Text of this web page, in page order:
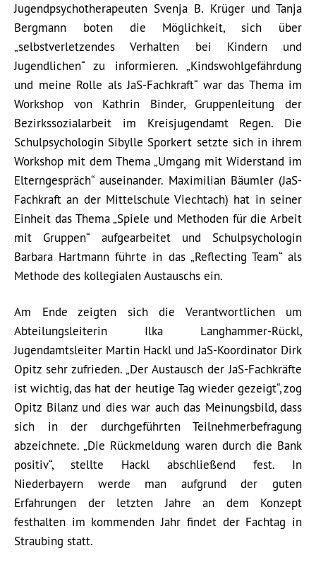
Jugendpsychotherapeuten Svenja B. Krüger und Tanja
Bergmann boten die Möglichkeit, sich über
„selbstverletzendes Verhalten bei Kindern und
Jugendlichen“ zu informieren. „Kindswohlgefährdung
und meine Rolle als JaS-Fachkraft“ war das Thema im
Workshop von Kathrin Binder, Gruppenleitung der
Bezirkssozialarbeit im Kreisjugendamt Regen. Die
Schulpsychologin Sibylle Sporkert setzte sich in ihrem
Workshop mit dem Thema „Umgang mit Widerstand im
Elterngespräch“ auseinander. Maximilian Bäumler (JaS-
Fachkraft an der Mittelschule Viechtach) hat in seiner
Einheit das Thema „Spiele und Methoden für die Arbeit
mit Gruppen“ aufgearbeitet und Schulpsychologin
Barbara Hartmann führte in das „Reflecting Team“ als
Methode des kollegialen Austauschs ein.
Am Ende zeigten sich die Verantwortlichen um
Abteilungsleiterin Ilka Langhammer-Rückl,
Jugendamtsleiter Martin Hackl und JaS-Koordinator Dirk
Opitz sehr zufrieden. „Der Austausch der JaS-Fachkräfte
ist wichtig, das hat der heutige Tag wieder gezeigt“, zog
Opitz Bilanz und dies war auch das Meinungsbild, dass
sich in der durchgeführten Teilnehmerbefragung
abzeichnete. „Die Rückmeldung waren durch die Bank
positiv“, stellte Hackl abschließend fest. In
Niederbayern werde man aufgrund der guten
Erfahrungen der letzten Jahre an dem Konzept
festhalten im kommenden Jahr findet der Fachtag in
Straubing statt.